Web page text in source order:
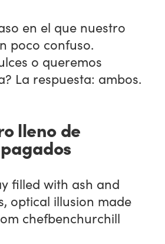
en el que nuestro
poco confuso.
o queremos
La respuesta: ambos.
lleno de